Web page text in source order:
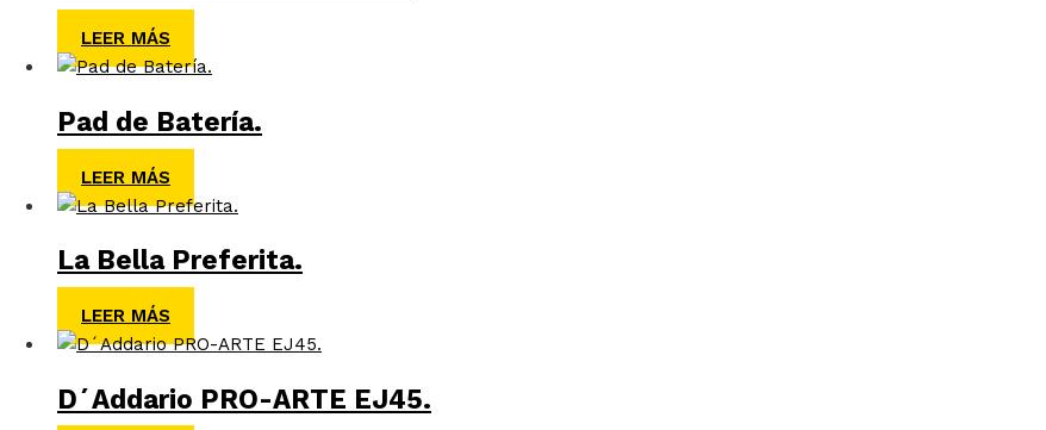
LEER MÁS
Pad de Batería.
LEER MÁS
La Bella Preferita.
LEER MÁS
D´Addario PRO-ARTE EJ45.